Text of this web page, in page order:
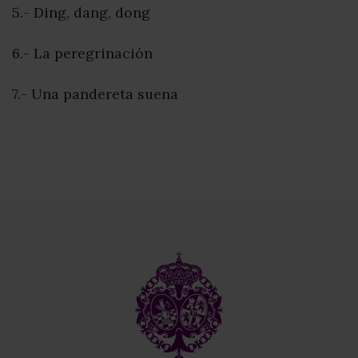
5.- Ding, dang, dong
6.- La peregrinación
7.- Una pandereta suena